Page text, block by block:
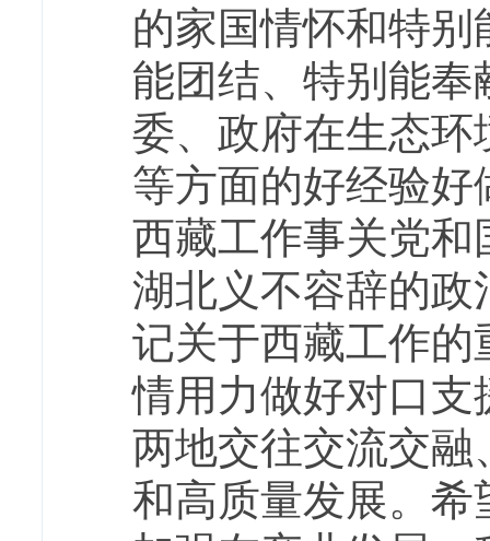
的家国情怀和特
能团结、特别能
委、政府在生态
等方面的好经验
西藏工作事关党
湖北义不容辞的
记关于西藏工作
情用力做好对口
两地交往交流交
和高质量发展。